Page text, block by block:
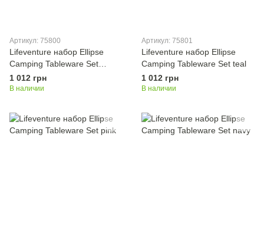
Артикул: 75800
Lifeventure набор Ellipse
Camping Tableware Set
graphite
1 012 грн
В наличии
Артикул: 75801
Lifeventure набор Ellipse
Camping Tableware Set teal
1 012 грн
В наличии